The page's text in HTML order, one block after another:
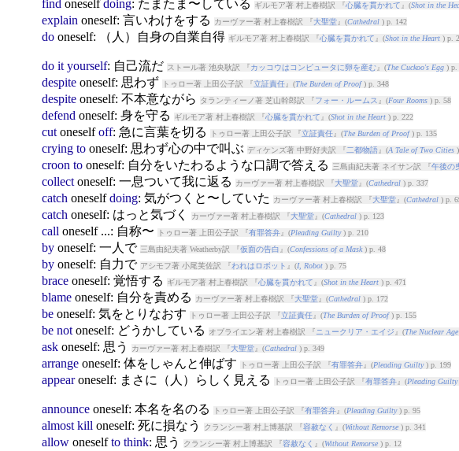
find oneself doing: たまたま〜している ギルモア著 村上春樹訳 『心臓を貫かれて 』(Shot in the
explain oneself: 言いわけをする カーヴァー著 村上春樹訳 『 大聖堂』(Cathedral) p. 142
do oneself: （人）自身の自業自得 ギルモア著 村上春樹訳 『心臓を貫かれて 』(Shot in the Heart) p.
do it yourself: 自己流だ ストール著 池央耿訳 『 カッコウはコンピュータに卵を産む』(The Cuckoo's Egg) p.
despite oneself: 思わず トゥロー著 上田公子訳 『 立証責任』(The Burden of Proof) p. 348
despite oneself: 不本意ながら タランティーノ著 芝山幹郎訳 『 フォー・ルームス 』(Four Rooms) p. 58
defend oneself: 身を守る ギルモア著 村上春樹訳 『心臓を貫かれて 』(Shot in the Heart) p. 222
cut oneself off: 急に言葉を切る トゥロー著 上田公子訳 『 立証責任』(The Burden of Proof) p. 135
crying to oneself: 思わず心の中で叫ぶ ディケンズ著 中野好夫訳 『二都物語』(A Tale of Two Cities)
croon to oneself: 自分をいたわるような口調で答える 三島由紀夫著 ネイサン訳 『午後の
collect oneself: 一息ついて我に返る カーヴァー著 村上春樹訳 『 大聖堂』(Cathedral) p. 337
catch oneself doing: 気がつくと〜していた カーヴァー著 村上春樹訳 『 大聖堂』(Cathedral) p.
catch oneself: はっと気づく カーヴァー著 村上春樹訳 『 大聖堂』(Cathedral) p. 123
call oneself...: 自称〜 トゥロー著 上田公子訳 『有罪答弁』(Pleading Guilty) p. 210
by oneself: 一人で 三島由紀夫著 Weatherby訳 『仮面の告白 』(Confessions of a Mask) p. 48
by oneself: 自力で アシモフ著 小尾芙佐訳 『われはロボット 』(I, Robot) p. 75
brace oneself: 覚悟する ギルモア著 村上春樹訳 『心臓を貫かれて 』(Shot in the Heart) p. 471
blame oneself: 自分を責める カーヴァー著 村上春樹訳 『 大聖堂』(Cathedral) p. 172
be oneself: 気をとりなおす トゥロー著 上田公子訳 『 立証責任』(The Burden of Proof) p. 155
be not oneself: どうかしている オブライエン著 村上春樹訳 『 ニュークリア・エイジ 』(The Nuclear Age
ask oneself: 思う カーヴァー著 村上春樹訳 『 大聖堂』(Cathedral) p. 349
arrange oneself: 体をしゃんと伸ばす トゥロー著 上田公子訳 『有罪答弁』(Pleading Guilty) p. 199
appear oneself: まさに（人）らしく見える トゥロー著 上田公子訳 『有罪答弁』(Pleading Guilty
announce oneself: 本名を名のる トゥロー著 上田公子訳 『有罪答弁』(Pleading Guilty) p. 95
almost kill oneself: 死に損なう クランシー著 村上博基訳 『容赦なく 』(Without Remorse) p. 341
allow oneself to think: 思う クランシー著 村上博基訳 『容赦なく 』(Without Remorse) p. 12